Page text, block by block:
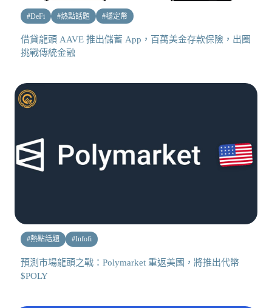
#DeFi #熱點話題 #穩定幣
借貸龍頭 AAVE 推出儲蓄 App，百萬美金存款保險，出圈
挑戰傳統金融
#熱點話題 #Infofi
預測市場龍頭之戰：Polymarket 重返美國，將推出代幣
$POLY